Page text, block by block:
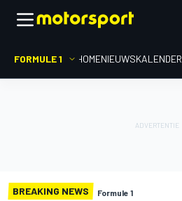
FORMULE 1 HOMENIEUWSKALENDER
BREAKING NEWS Formule 1